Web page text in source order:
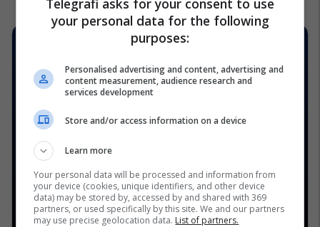
your personal data for the following
purposes:
Personalised advertising and content, advertising and
content measurement, audience research and
services development
Store and/or access information on a device
Learn more
Your personal data will be processed and information from
your device (cookies, unique identifiers, and other device
data) may be stored by, accessed by and shared with 369
partners, or used specifically by this site. We and our partners
may use precise geolocation data. List of partners.